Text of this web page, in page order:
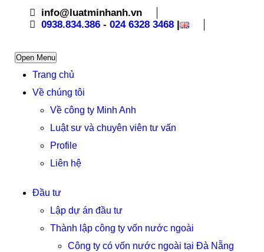
info@luatminhanh.vn
0938.834.386 - 024 6328 3468 |
Open Menu
Trang chủ
Về chúng tôi
Về công ty Minh Anh
Luật sư và chuyên viên tư vấn
Profile
Liên hệ
Đầu tư
Lập dự án đầu tư
Thành lập công ty vốn nước ngoài
Công ty có vốn nước ngoài tại Đà Nẵng